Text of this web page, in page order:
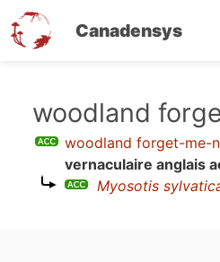
Canadensys
contenu
woodland
woodland forget-me-
vernaculaire anglais
Myosotis